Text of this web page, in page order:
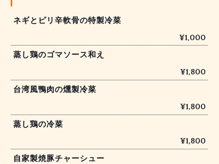
ネギとピリ辛軟骨の特製冷菜
¥1,000
蒸し鶏のゴマソース和え
¥1,800
台湾風鴨肉の燻製冷菜
¥1,800
蒸し鶏の冷菜
¥1,800
自家製焼豚チャーシュー